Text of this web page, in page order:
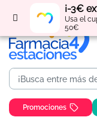
¡-3€
Usa el
50€
Regístrate
Promociones